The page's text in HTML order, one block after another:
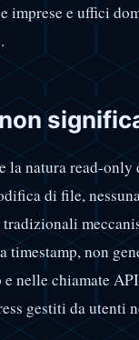
imprese e uffici
natura read-
di file,
timestamp, non
nelle chiamate
gestiti da utenti